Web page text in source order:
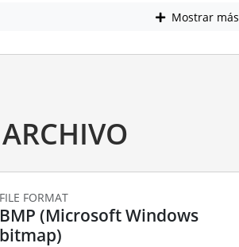
Mostrar más
FILE FORMAT
BMP (Microsoft Windows
bitmap)